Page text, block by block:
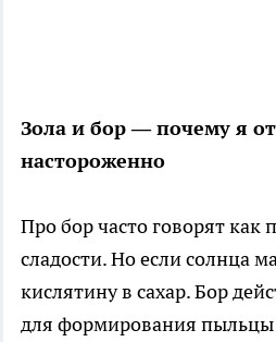
Зола и бор — почему я
настороженно
Про бор часто говорят как
сладости. Но если солнца
кислятину в сахар. Бор
для формирования пыльцы